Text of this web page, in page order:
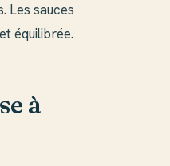
Les sauces
équilibrée.
à